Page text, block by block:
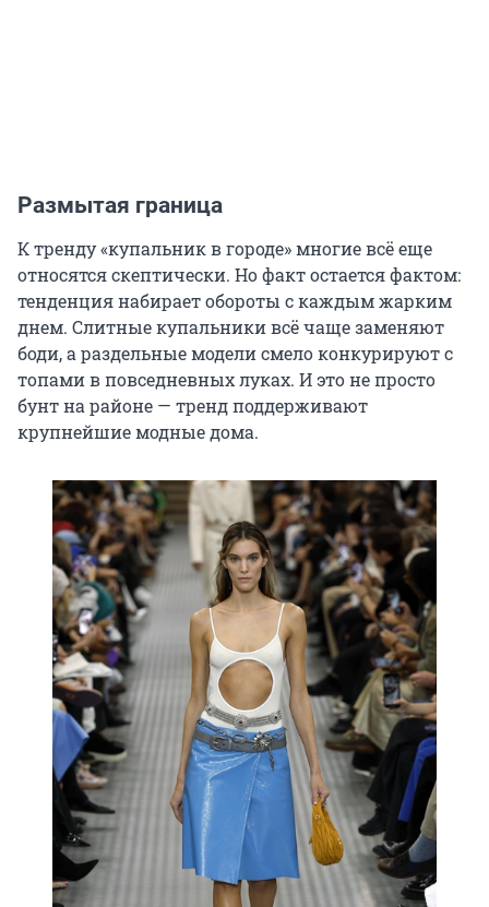
Размытая граница
К тренду «купальник в городе» многие всё еще
относятся скептически. Но факт остается фактом:
тенденция набирает обороты с каждым жарким
днем. Слитные купальники всё чаще заменяют
боди, а раздельные модели смело конкурируют с
топами в повседневных луках. И это не просто
бунт на районе — тренд поддерживают
крупнейшие модные дома.